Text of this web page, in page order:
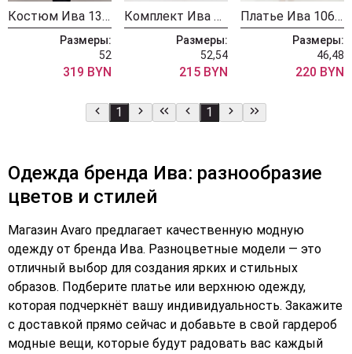
Костюм Ива 1336
Размеры:
52
319 BYN
Комплект Ива 1067
Размеры:
52,54
215 BYN
Платье Ива 1061/1 горохи
Размеры:
46,48
220 BYN
1 1
Одежда бренда Ива: разнообразие
цветов и стилей
Магазин Avaro предлагает качественную модную
одежду от бренда Ива. Разноцветные модели — это
отличный выбор для создания ярких и стильных
образов. Подберите платье или верхнюю одежду,
которая подчеркнёт вашу индивидуальность. Закажите
с доставкой прямо сейчас и добавьте в свой гардероб
модные вещи, которые будут радовать вас каждый